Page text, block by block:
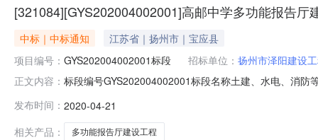
[321084][GYS202004002001]高邮中学多功能报告厅
中标｜中标通知
江苏省｜扬州市｜宝应县
项目编号： GYS202004002001标段 招标单位： 扬州市泽阳建设
正文内容： 标段编号GYS202004002001标段名称土建、水电、消
厦建设工程集团有限公司扬州市华联装璜广告有限公司
发布时间： 2020-04-21
相关产品：
多功能报告厅建设工程